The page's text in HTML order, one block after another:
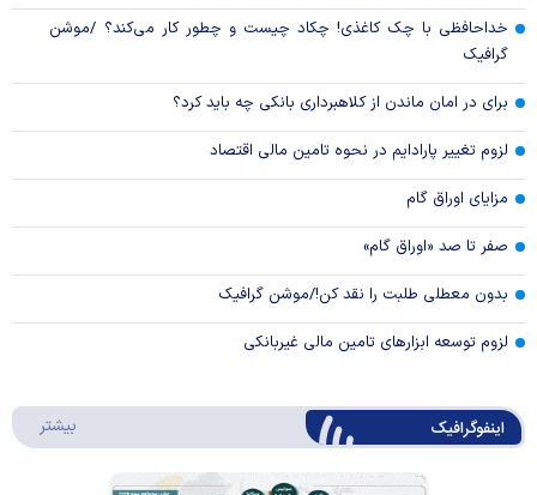
خداحافظی با چک کاغذی! چکاد چیست و چطور کار می‌کند؟ /موشن
گرافیک
برای در امان ماندن از کلاهبرداری بانکی چه باید کرد؟
لزوم تغییر پارادایم در نحوه تامین مالی اقتصاد
مزایای اوراق گام
صفر تا صد «اوراق گام»
بدون معطلی طلبت را نقد کن!/موشن گرافیک
لزوم توسعه ابزارهای تامین مالی غیربانکی
اینفوگرافیک بیشتر